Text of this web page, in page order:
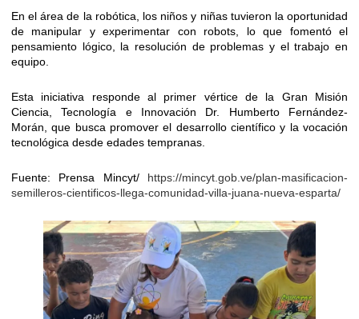
En el área de la robótica, los niños y niñas tuvieron la oportunidad
de manipular y experimentar con robots, lo que fomentó el
pensamiento lógico, la resolución de problemas y el trabajo en
equipo.
Esta iniciativa responde al primer vértice de la Gran Misión
Ciencia, Tecnología e Innovación Dr. Humberto Fernández-
Morán, que busca promover el desarrollo científico y la vocación
tecnológica desde edades tempranas.
Fuente: Prensa Mincyt/ https://mincyt.gob.ve/plan-masificacion-
semilleros-cientificos-llega-comunidad-villa-juana-nueva-esparta/